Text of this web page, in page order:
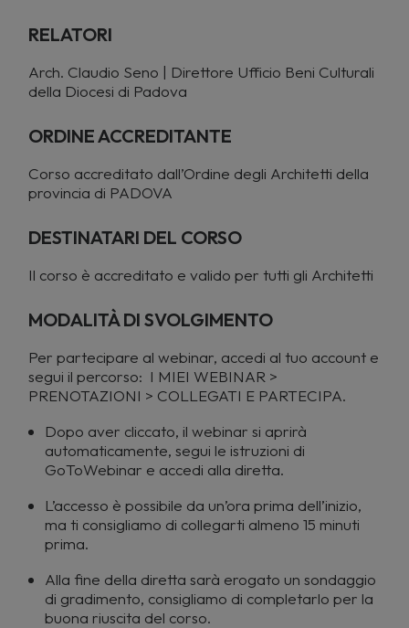
RELATORI
Arch. Claudio Seno | Direttore Ufficio Beni Culturali
della Diocesi di Padova
ORDINE ACCREDITANTE
Corso accreditato dall’Ordine degli Architetti della
provincia di PADOVA
DESTINATARI DEL CORSO
Il corso è accreditato e valido per tutti gli Architetti
MODALITÀ DI SVOLGIMENTO
Per partecipare al webinar, accedi al tuo account e
segui il percorso: I MIEI WEBINAR >
PRENOTAZIONI > COLLEGATI E PARTECIPA.
Dopo aver cliccato, il webinar si aprirà
automaticamente, segui le istruzioni di
GoToWebinar e accedi alla diretta.
L’accesso è possibile da un’ora prima dell’inizio,
ma ti consigliamo di collegarti almeno 15 minuti
prima.
Alla fine della diretta sarà erogato un sondaggio
di gradimento, consigliamo di completarlo per la
buona riuscita del corso.